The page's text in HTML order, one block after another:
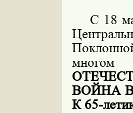
С 18
многом
ВОЙНА
К 65-